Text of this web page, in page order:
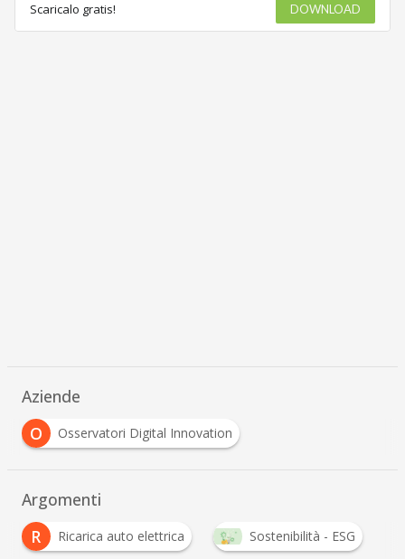
Scaricalo gratis! DOWNLOAD
Aziende
O
Osservatori Digital Innovation
Argomenti
R
Ricarica auto elettrica Sostenibilità - ESG